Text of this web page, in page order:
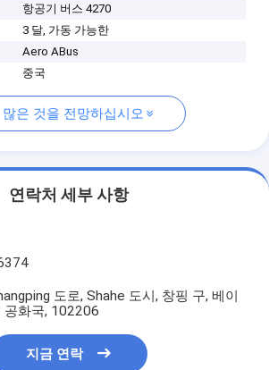
항공기 버스 4270
3 달, 가동 가능한
Aero ABus
중국
많은 것을 전망하십시오
연락처 세부 사항
도로, Shahe 도시, 창핑 구, 베이
공화국, 102206
지금 연락